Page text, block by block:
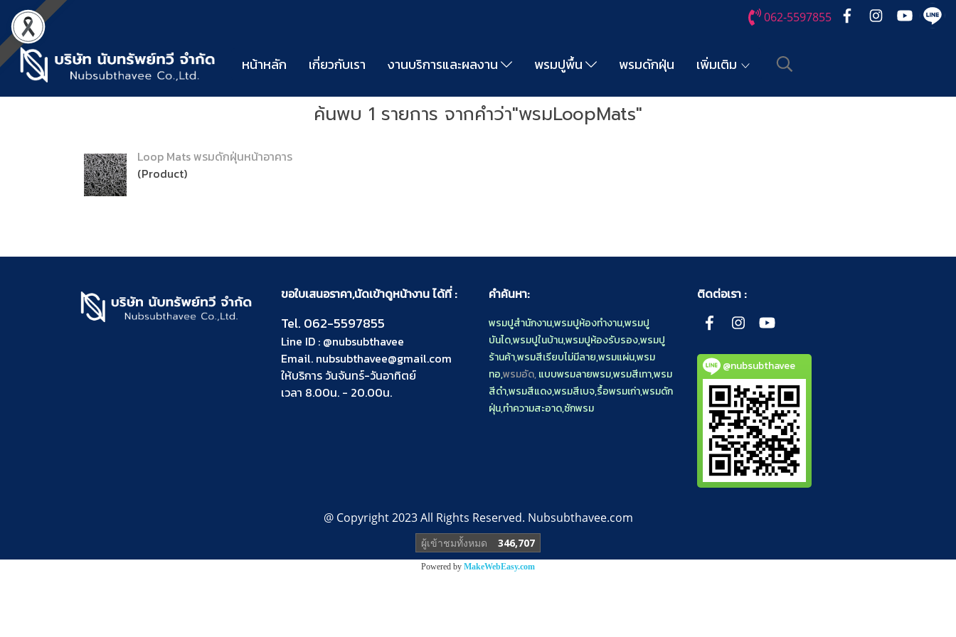
062-5597855
หน้าหลัก เกี่ยวกับเรา งานบริการและผลงาน พรมปูพื้น พรมดักฝุ่น เพิ่มเติม
ค้นพบ 1 รายการ จากคำว่า"พรมLoopMats"
Loop Mats พรมดักฝุ่นหน้าอาคาร
(Product)
ขอใบเสนอราคา,นัดเข้าดูหน้างาน ได้ที่ :
Tel. 062-5597855
Line ID : @nubsubthavee
Email. nubsubthavee@gmail.com
ให้บริการ วันจันทร์-วันอาทิตย์
เวลา 8.00น. - 20.00น.
คำค้นหา:
พรมปูสำนักงาน,พรมปูห้องทำงาน,พรมปู
บันได,พรมปูในบ้าน,พรมปูห้องรับรอง,พรมปู
ร้านค้า,พรมสีเรียบไม่มีลาย,พรมแผ่น,พรม
ทอ,พรมอัด,แบบพรมลายพรม,พรมสีเทา,พรม
สีดำ,พรมสีแดง,พรมสีเบจ,รื้อพรมเก่า,พรมดัก
ฝุ่น,ทำความสะอาด,ซักพรม
ติดต่อเรา :
@nubsubthavee
@ Copyright 2023 All Rights Reserved. Nubsubthavee.com
ผู้เข้าชมทั้งหมด 346,707
Powered by MakeWebEasy.com